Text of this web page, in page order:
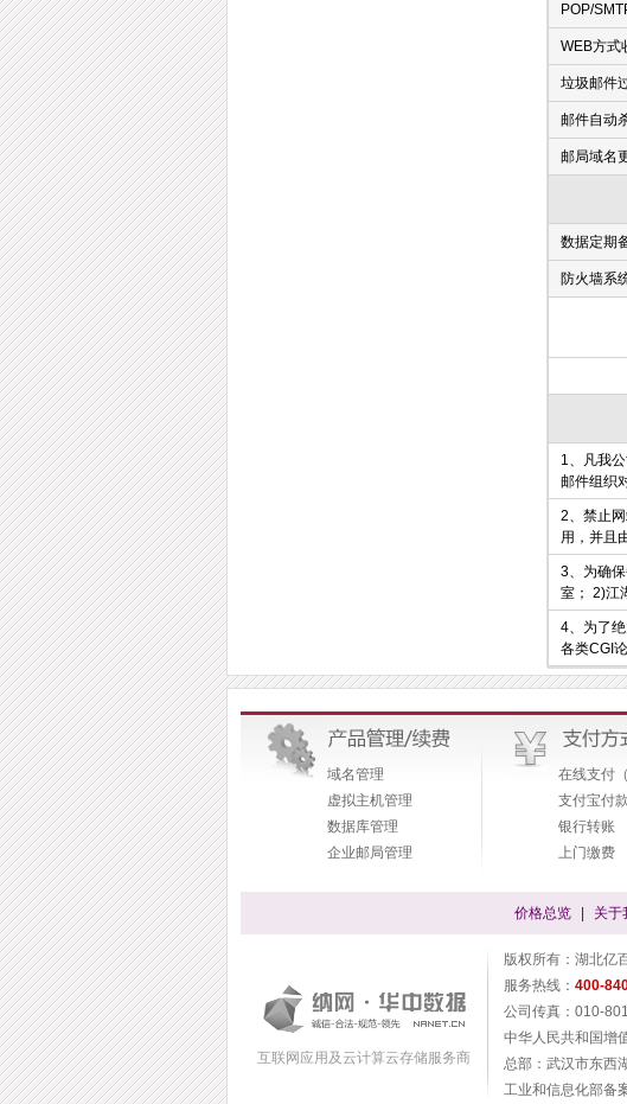
POP/
WEB方式
垃圾邮件
邮件自动
邮局域名
数据定期
防火墙系
1、凡我
邮件组织
2、禁止
用，并且
3、为确
室； 2)江
4、为了
各类CGI
域名管理
虚拟主机管理
数据库管理
企业邮局管理
在线支付
支付宝付款
银行转账
上门缴费
价格总览 关于
互联网应用及云计算云存储服务商
版权所有：湖北亿
服务热线： 400-
公司传真：010-
中华人民共和国增
总部：武汉市东西
工业和信息化部备